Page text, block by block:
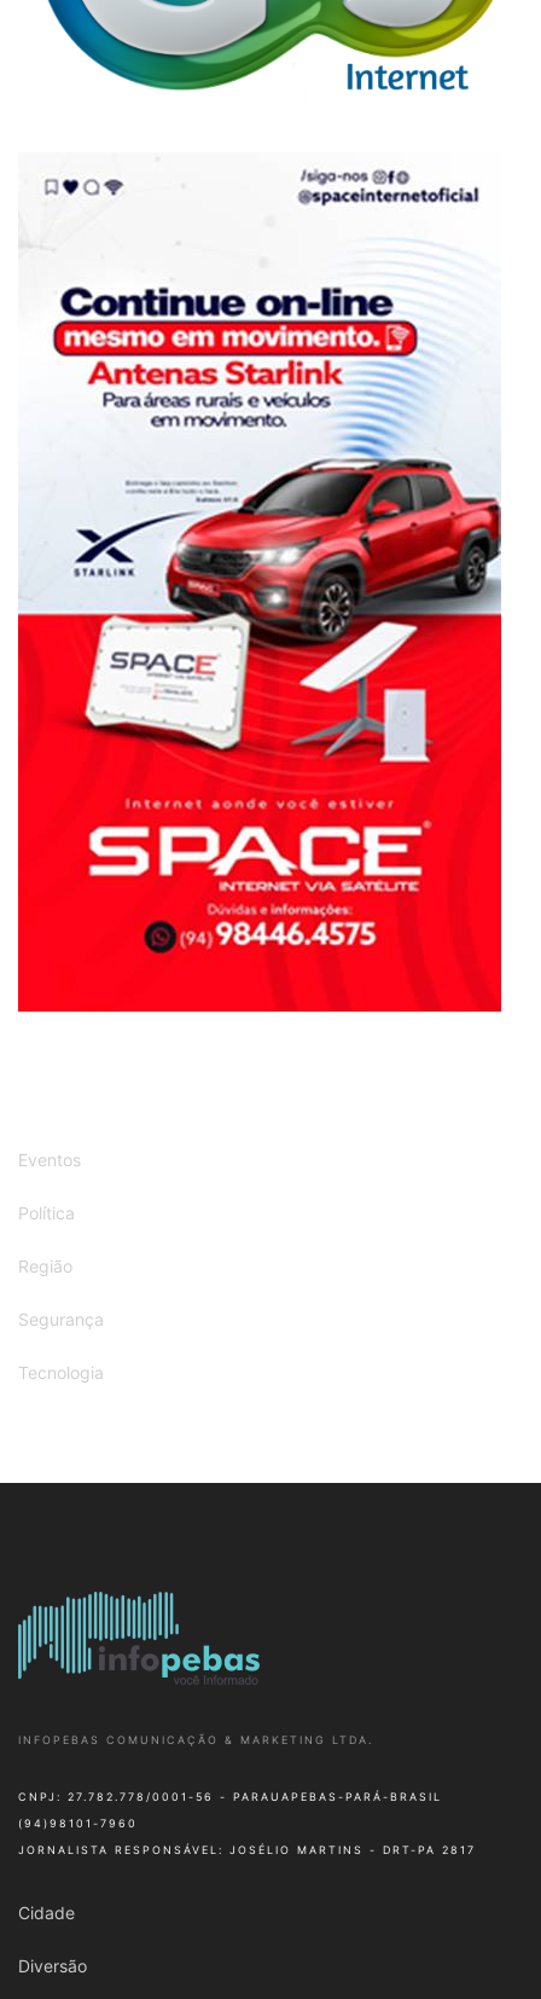
Eventos
Política
Região
Segurança
Tecnologia
INFOPEBAS COMUNICAÇÃO & MARKETING LTDA.
CNPJ: 27.782.778/0001-56 - PARAUAPEBAS-PARÁ-BRASIL
(94)98101-7960
JORNALISTA RESPONSÁVEL: JOSÉLIO MARTINS - DRT-PA 2817
Cidade
Diversão